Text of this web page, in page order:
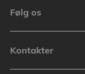
Følg os
Kontakter